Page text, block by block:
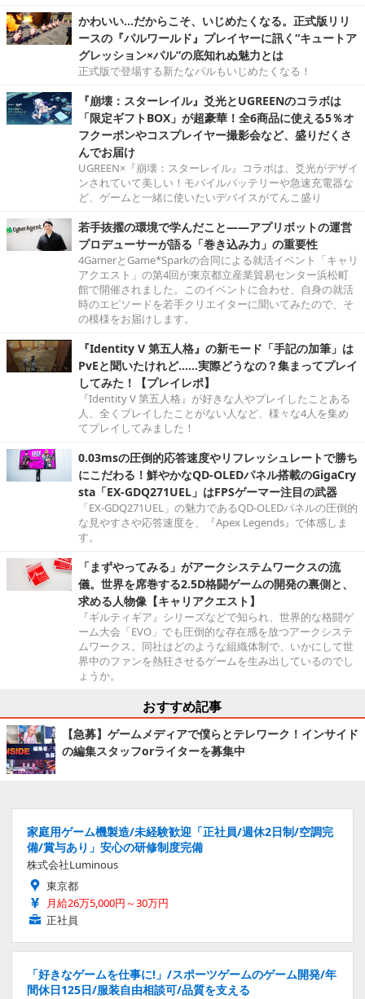
かわいい…だからこそ、いじめたくなる。正式版リリ
ースの『パルワールド』プレイヤーに訊く“キュートア
グレッション×パル”の底知れぬ魅力とは
正式版で登場する新たなパルもいじめたくなる！
『崩壊：スターレイル』爻光とUGREENのコラボは
「限定ギフトBOX」が超豪華！全6商品に使える5％オ
フクーポンやコスプレイヤー撮影会など、盛りだくさ
んでお届け
UGREEN×『崩壊：スターレイル』コラボは、爻光がデザイ
ンされていて美しい！モバイルバッテリーや急速充電器な
ど、ゲームと一緒に使いたいデバイスがてんこ盛り
若手抜擢の環境で学んだこと――アプリボットの運営
プロデューサーが語る「巻き込み力」の重要性
4GamerとGame*Sparkの合同による就活イベント「キャリ
アクエスト」の第4回が東京都立産業貿易センター浜松町
館で開催されました。このイベントに合わせ、自身の就活
時のエピソードを若手クリエイターに聞いてみたので、そ
の模様をお届けします。
『Identity V 第五人格』の新モード「手記の加筆」は
PvEと聞いたけれど……実際どうなの？集まってプレイ
してみた！【プレイレポ】
『Identity V 第五人格』が好きな人やプレイしたことある
人、全くプレイしたことがない人など、様々な4人を集め
てプレイしてみました！
0.03msの圧倒的応答速度やリフレッシュレートで勝ち
にこだわる！鮮やかなQD-OLEDパネル搭載のGigaCry
sta「EX-GDQ271UEL」はFPSゲーマー注目の武器
「EX-GDQ271UEL」の魅力であるQD-OLEDパネルの圧倒的
な見やすさや応答速度を、『Apex Legends』で体感しま
す。
「まずやってみる」がアークシステムワークスの流
儀。世界を席巻する2.5D格闘ゲームの開発の裏側と、
求める人物像【キャリアクエスト】
『ギルティギア』シリーズなどで知られ、世界的な格闘ゲ
ーム大会「EVO」でも圧倒的な存在感を放つアークシステ
ムワークス。同社はどのような組織体制で、いかにして世
界中のファンを熱狂させるゲームを生み出しているのでし
ょうか。
おすすめ記事
【急募】ゲームメディアで僕らとテレワーク！インサイド
の編集スタッフorライターを募集中
家庭用ゲーム機製造/未経験歓迎「正社員/週休2日制/空調完
備/賞与あり」安心の研修制度完備
株式会社Luminous
東京都
月給26万5,000円～30万円
正社員
「好きなゲームを仕事に!」/スポーツゲームのゲーム開発/年
間休日125日/服装自由相談可/品質を支える